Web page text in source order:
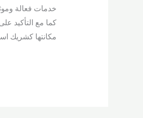
خدمات فعالة
كما مع التأكيد
مكانتها كشريك